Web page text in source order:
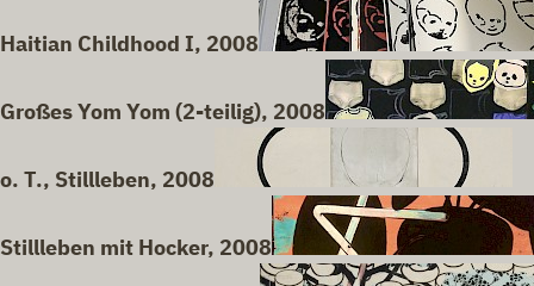
Haitian Childhood I, 2008
Großes Yom Yom (2-teilig), 2008
o. T., Stillleben, 2008
Stillleben mit Hocker, 2008